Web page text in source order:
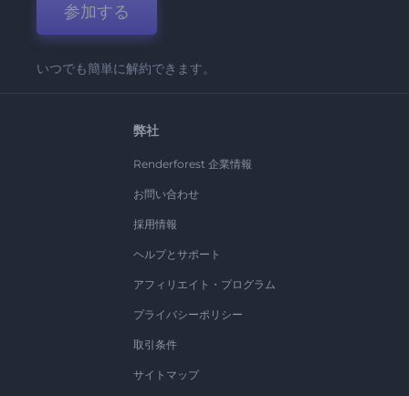
参加する
いつでも簡単に解約できます。
弊社
Renderforest 企業情報
お問い合わせ
採用情報
ヘルプとサポート
アフィリエイト・プログラム
プライバシーポリシー
取引条件
サイトマップ